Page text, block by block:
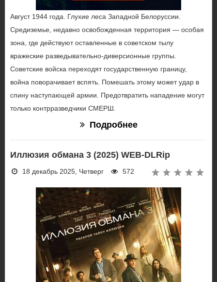
Август 1944 года. Глухие леса Западной Белоруссии.
Средиземье, недавно освобожденная территория — особая
зона, где действуют оставленные в советском тылу
вражеские разведывательно-диверсионные группы.
Советские войска переходят государственную границу,
война поворачивает вспять. Помешать этому может удар в
спину наступающей армии. Предотвратить нападение могут
только контрразведчики СМЕРШ.
Подробнее
Иллюзия обмана 3 (2025) WEB-DLRip
18 декабрь 2025, Четверг 572